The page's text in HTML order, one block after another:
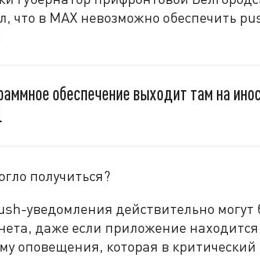
что в MАХ невозможно обеспечить
обеспечение выходит там на
получиться?
уведомления действительно могут
даже если приложение находится
оповещения, которая в